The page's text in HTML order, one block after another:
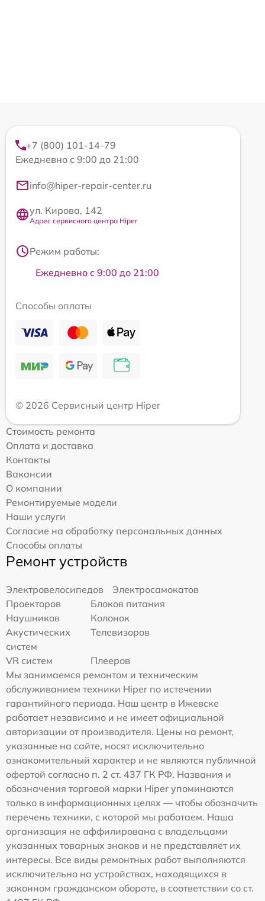
+7 (800) 101-14-79
Ежедневно с 9:00 до 21:00
info@hiper-repair-center.ru
ул. Кирова, 142
Адрес сервисного центра Hiper
Режим работы:
Ежедневно с 9:00 до 21:00
Способы оплаты
© 2026 Сервисный центр Hiper
Стоимость ремонта
Оплата и доставка
Контакты
Вакансии
О компании
Ремонтируемые модели
Наши услуги
Согласие на обработку персональных данных
Способы оплаты
Ремонт устройств
Электровелосипедов
Электросамокатов
Проекторов
Блоков питания
Наушников
Колонок
Акустических
систем
Телевизоров
VR систем
Плееров
Мы занимаемся ремонтом и техническим
обслуживанием техники Hiper по истечении
гарантийного периода. Наш центр в Ижевске
работает независимо и не имеет официальной
авторизации от производителя. Цены на ремонт,
указанные на сайте, носят исключительно
ознакомительный характер и не являются публичной
офертой согласно п. 2 ст. 437 ГК РФ. Названия и
обозначения торговой марки Hiper упоминаются
только в информационных целях — чтобы обозначить
перечень техники, с которой мы работаем. Наша
организация не аффилирована с владельцами
указанных товарных знаков и не представляет их
интересы. Все виды ремонтных работ выполняются
исключительно на устройствах, находящихся в
законном гражданском обороте, в соответствии со ст.